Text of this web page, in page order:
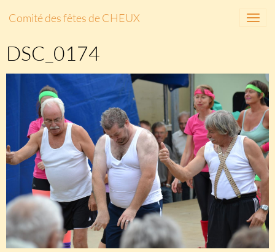
Comité des fêtes de CHEUX
DSC_0174